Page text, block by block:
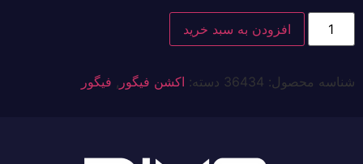
افزودن به سبد خرید
شناسه محصول: 36434 دسته: اکشن فیگور فیگور